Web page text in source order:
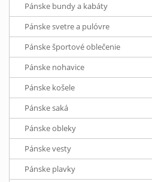
Pánske bundy a kabáty
Pánske svetre a pulóvre
Pánske športové oblečenie
Pánske nohavice
Pánske košele
Pánske saká
Pánske obleky
Pánske vesty
Pánske plavky